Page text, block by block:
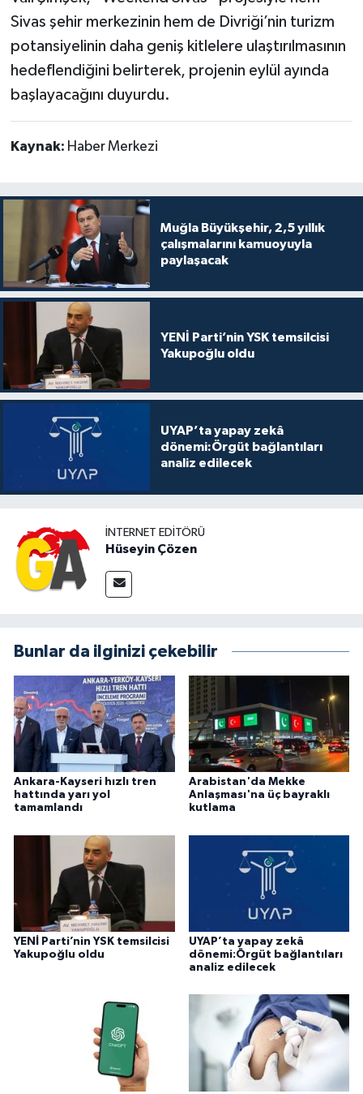
Sivas şehir merkezinin hem de Divriği’nin turizm
potansiyelinin daha geniş kitlelere ulaştırılmasının
hedeflendiğini belirterek, projenin eylül ayında
başlayacağını duyurdu.
Kaynak: Haber Merkezi
Muğla Büyükşehir, 2,5 yıllık
çalışmalarını kamuoyuyla
paylaşacak
YENİ Parti’nin YSK temsilcisi
Yakupoğlu oldu
UYAP’ta yapay zekâ
dönemi:Örgüt bağlantıları
analiz edilecek
İNTERNET EDITÖRÜ
Hüseyin Çözen
Bunlar da ilginizi çekebilir
Ankara-Kayseri hızlı tren
hattında yarı yol
tamamlandı
Arabistan'da Mekke
Anlaşması'na üç bayraklı
kutlama
YENİ Parti’nin YSK temsilcisi
Yakupoğlu oldu
UYAP’ta yapay zekâ
dönemi:Örgüt bağlantıları
analiz edilecek